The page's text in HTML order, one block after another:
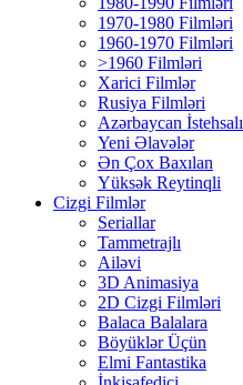
1970-1980 Filmləri
1960-1970 Filmləri
>1960 Filmləri
Xarici Filmlər
Rusiya Filmləri
Azərbaycan İstehsalı
Yeni Əlavələr
Ən Çox Baxılan
Yüksək Reytinqli
Cizgi Filmlər
Seriallar
Tammetrajlı
Ailəvi
3D Animasiya
2D Cizgi Filmləri
Balaca Balalara
Böyüklər Üçün
Elmi Fantastika